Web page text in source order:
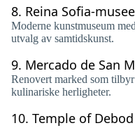
8. Reina Sofia-
Moderne kunstmuseum
utvalg av samtidskunst.
9. Mercado de San
Renovert marked som
kulinariske herligheter.
10. Temple of Debod